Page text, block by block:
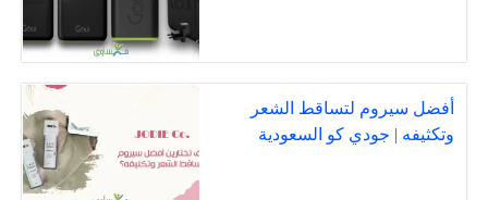
أفضل سيروم لتساقط الشعر
وتكثيفه | جودي كو السعودية